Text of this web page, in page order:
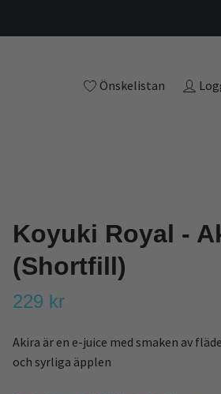
Önskelistan
Koyuki Royal -
(Shortfill)
229 kr
Akira är en e-juice med smaken av
och syrliga äpplen